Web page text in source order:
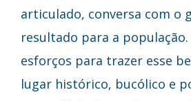
articulado, conversa com o
resultado para a população.
esforços para trazer esse
lugar histórico, bucólico e